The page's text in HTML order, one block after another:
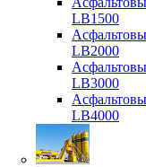
LB1500
LB2000
LB3000
LB4000